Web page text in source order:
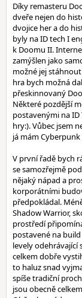
Díky remasteru
dveře nejen do
dvojice her a do
byly na ID tech I
k Doomu II.
zamýšlen jako
možné jej
hra bych možná
přeskinnovaný
Některé pozdější
postavenými na ID
hry:). Vůbec jsem
já mám
V první řadě bych
se samozřejmě
nějaký nápad a
korporátními
předpokládal.
Shadow Warrior,
prostředí
postavené na
levely odehrávající
celkem dobře
to haluz snad
spíše tradiční
jsou obecně